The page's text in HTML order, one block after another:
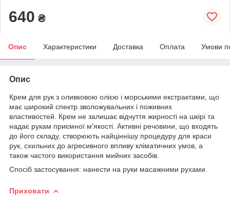
640 ₴
Опис Характеристики Доставка Оплата Умови
Опис
Крем для рук з оливковою олією і морськими екстрактами, що
має широкий спектр зволожувальних і поживних
властивостей. Крем не залишає відчуття жирності на шкірі та
надає рукам приємної м'якості. Активні речовини, що входять
до його складу, створюють найціннішу процедуру для краси
рук, схильних до агресивного впливу кліматичних умов, а
також частого використання мийних засобів.
Спосіб застосування: нанести на руки масажними рухами.
Приховати